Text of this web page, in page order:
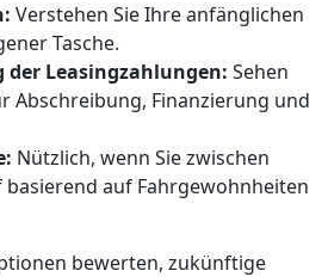
Verstehen Sie Ihre anfänglichen
Tasche.
der Leasingzahlungen: Sehen
Abschreibung, Finanzierung und
Nützlich, wenn Sie zwischen
basierend auf Fahrgewohnheiten
bewerten, zukünftige